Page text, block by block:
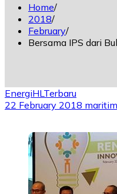
Home
2018
February
Bersama IPS dari
EnergiHL Terbaru
22 February 2018